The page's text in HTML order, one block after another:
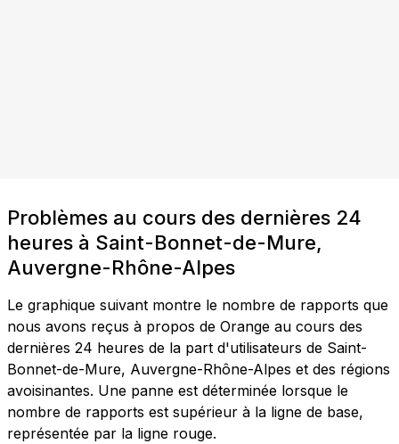
Problèmes au cours des dernières 24
heures à Saint-Bonnet-de-Mure,
Auvergne-Rhône-Alpes
Le graphique suivant montre le nombre de rapports que
nous avons reçus à propos de Orange au cours des
dernières 24 heures de la part d'utilisateurs de Saint-
Bonnet-de-Mure, Auvergne-Rhône-Alpes et des régions
avoisinantes. Une panne est déterminée lorsque le
nombre de rapports est supérieur à la ligne de base,
représentée par la ligne rouge.